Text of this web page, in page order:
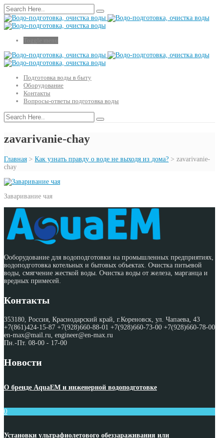
Подготовка воды в быту
Оборудование
Контакты
Вопросы-ответы подготовка воды
zavarivanie-chay
Главная > Как узнать правду о воде не выходя из дома? > zavarivanie-
chay
Заваривание чая
Ооборудование для водоподготовки на промышленных предприятиях,
водоподготовка котельных и бытовых объектах. Очистка питьевой
воды, смягчение жесткой воды. Очистка воды от железа, марганца и
вредных примесей.
Контакты
353180, Россия, Краснодарский край, г.Кореновск, ул. Чапаева, 43
+7(861)424-15-87 +7(928)660-88-01 +7(928)660-73-00 +7(928)660-78-00
en-max@mail.ru, engineer@en-max.ru
Пн.-Пт. 08-00 - 17-00
Новости
О бренде AquaEM и инженерной водоподготовке
0
Установки ультрафиолетового обеззараживания или